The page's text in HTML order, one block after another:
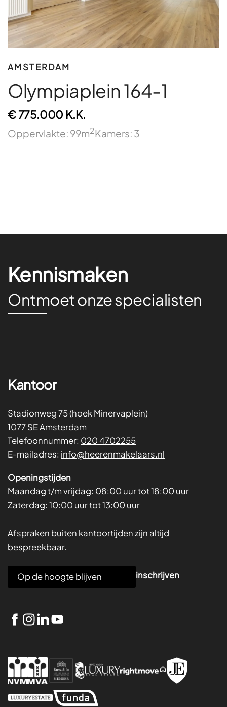
AMSTERDAM
Olympiaplein 164-1
€ 775.000 K.K.
Oppervlakte: 99m2Kamers: 3
Kennismaken
Ontmoet onze specialisten
Kantoor
Stadionweg 75 (hoek Minervaplein)
1077 SE Amsterdam
Telefoonnummer: 020 4702255
E-mailadres: info@heerenmakelaars.nl
Openingstijden
Maandag t/m vrijdag: 08:00 uur tot 18:00 uur
Zaterdag: 10:00 uur tot 13:00 uur
Afspraken buiten kantoortijden zijn altijd
bespreekbaar.
a
i
inschrijven